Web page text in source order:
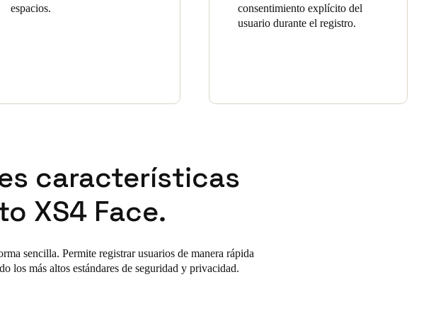
espacios.
consentimiento explícito del
usuario durante el registro.
características
XS4 Face.
sencilla. Permite registrar usuarios de manera rápida
los más altos estándares de seguridad y privacidad.